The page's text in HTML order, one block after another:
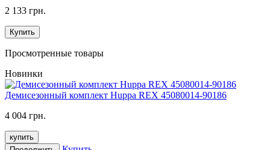
2 133 грн.
Купить
Просмотренные товары
Новинки
Демисезонный комплект Huppa REX 45080014-90186
4 004 грн.
купить